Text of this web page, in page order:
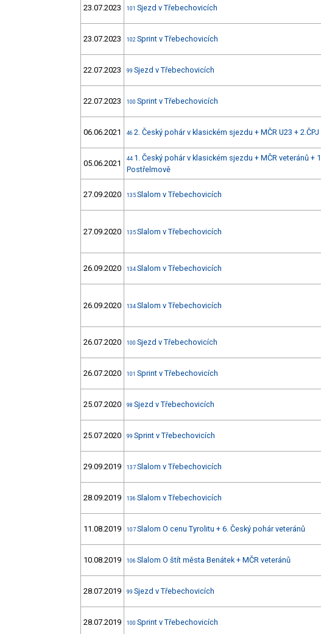
23.07.2023 101 Sjezd v Třebechovicích
23.07.2023 102 Sprint v Třebechovicích
22.07.2023 99 Sjezd v Třebechovicích
22.07.2023 100 Sprint v Třebechovicích
06.06.2021 46 2. Český pohár v klasickém sjezdu + MČR U23 +
05.06.2021 44 1. Český pohár v klasickém sjezdu + MČR veteránů +
Postřelmově
27.09.2020 135 Slalom v Třebechovicích
27.09.2020 135 Slalom v Třebechovicích
26.09.2020 134 Slalom v Třebechovicích
26.09.2020 134 Slalom v Třebechovicích
26.07.2020 100 Sjezd v Třebechovicích
26.07.2020 101 Sprint v Třebechovicích
25.07.2020 98 Sjezd v Třebechovicích
25.07.2020 99 Sprint v Třebechovicích
29.09.2019 137 Slalom v Třebechovicích
28.09.2019 136 Slalom v Třebechovicích
11.08.2019 107 Slalom O cenu Tyrolitu + 6. Český pohár veteránů
10.08.2019 106 Slalom O štít města Benátek + MČR veteránů
28.07.2019 99 Sjezd v Třebechovicích
28.07.2019 100 Sprint v Třebechovicích